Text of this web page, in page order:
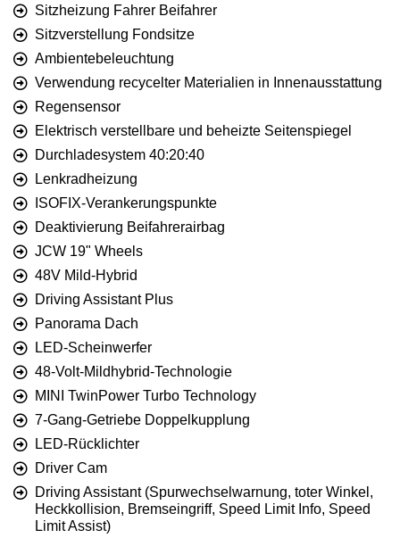
Sitzheizung Fahrer Beifahrer
Sitzverstellung Fondsitze
Ambientebeleuchtung
Verwendung recycelter Materialien in Innenausstattung
Regensensor
Elektrisch verstellbare und beheizte Seitenspiegel
Durchladesystem 40:20:40
Lenkradheizung
ISOFIX-Verankerungspunkte
Deaktivierung Beifahrerairbag
JCW 19" Wheels
48V Mild-Hybrid
Driving Assistant Plus
Panorama Dach
LED-Scheinwerfer
48-Volt-Mildhybrid-Technologie
MINI TwinPower Turbo Technology
7-Gang-Getriebe Doppelkupplung
LED-Rücklichter
Driver Cam
Driving Assistant (Spurwechselwarnung, toter Winkel,
Heckkollision, Bremseingriff, Speed Limit Info, Speed
Limit Assist)